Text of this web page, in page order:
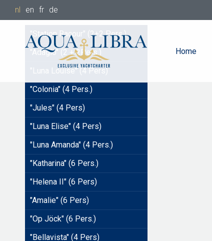
nl en fr de
Home
"Station Racour" (2+2 Pers.)
"Adagio" (2 + 2Pers.)
"Luna Louise" (4 Pers)
"Colonia" (4 Pers.)
"Jules" (4 Pers)
"Luna Elise" (4 Pers)
"Luna Amanda" (4 Pers.)
"Katharina" (6 Pers.)
"Helena II" (6 Pers)
"Amalie" (6 Pers)
"Op Jöck" (6 Pers.)
"Bellavista" (4 Pers)